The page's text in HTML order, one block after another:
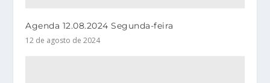
Agenda 12.08.2024 Segunda-feira
12 de agosto de 2024